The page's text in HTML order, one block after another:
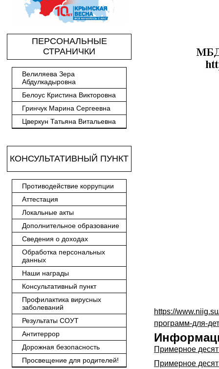
ПЕРСОНАЛЬНЫЕ
СТРАНИЧКИ
Велиляева Зера
Абдулкадыровна
Белоус Кристина Викторовна
Гринчук Марина Сергеевна
Цверкун Татьяна Витальевна
КОНСУЛЬТАТИВНЫЙ ПУНКТ
Противодействие коррупции
Аттестация
Локальные акты
Дополнительное образование
Сведения о доходах
Обработка персональных
данных
Наши награды
Консультативный пункт
Профилактика вирусных
заболеваний
Результаты СОУТ
Антитеррор
Дорожная безопасность
Просвещение для родителей!
https://
программ-для-
Примерное
Примерное